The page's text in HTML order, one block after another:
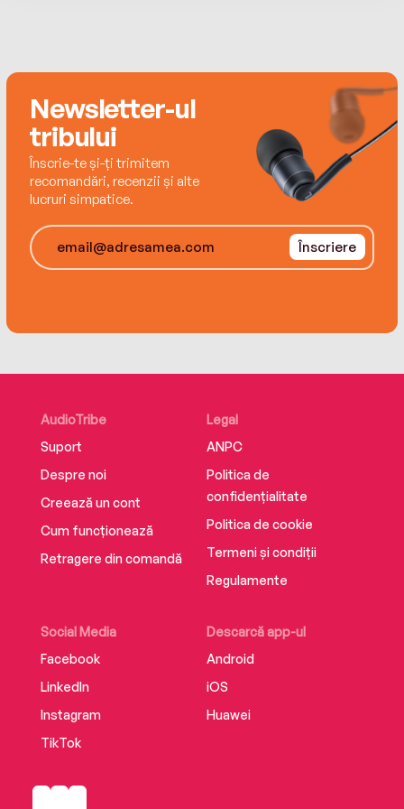
Newsletter-ul
tribului
Înscrie-te și-ți trimitem
recomandări, recenzii și alte
lucruri simpatice.
Înscriere
AudioTribe
Suport
Despre noi
Creează un cont
Cum funcționează
Retragere din comandă
Social Media
Facebook
LinkedIn
Instagram
TikTok
Descarcă app-ul
Android
iOS
Huawei
Legal
ANPC
Politica de
confidențialitate
Politica de cookie
Termeni și condiții
Regulamente